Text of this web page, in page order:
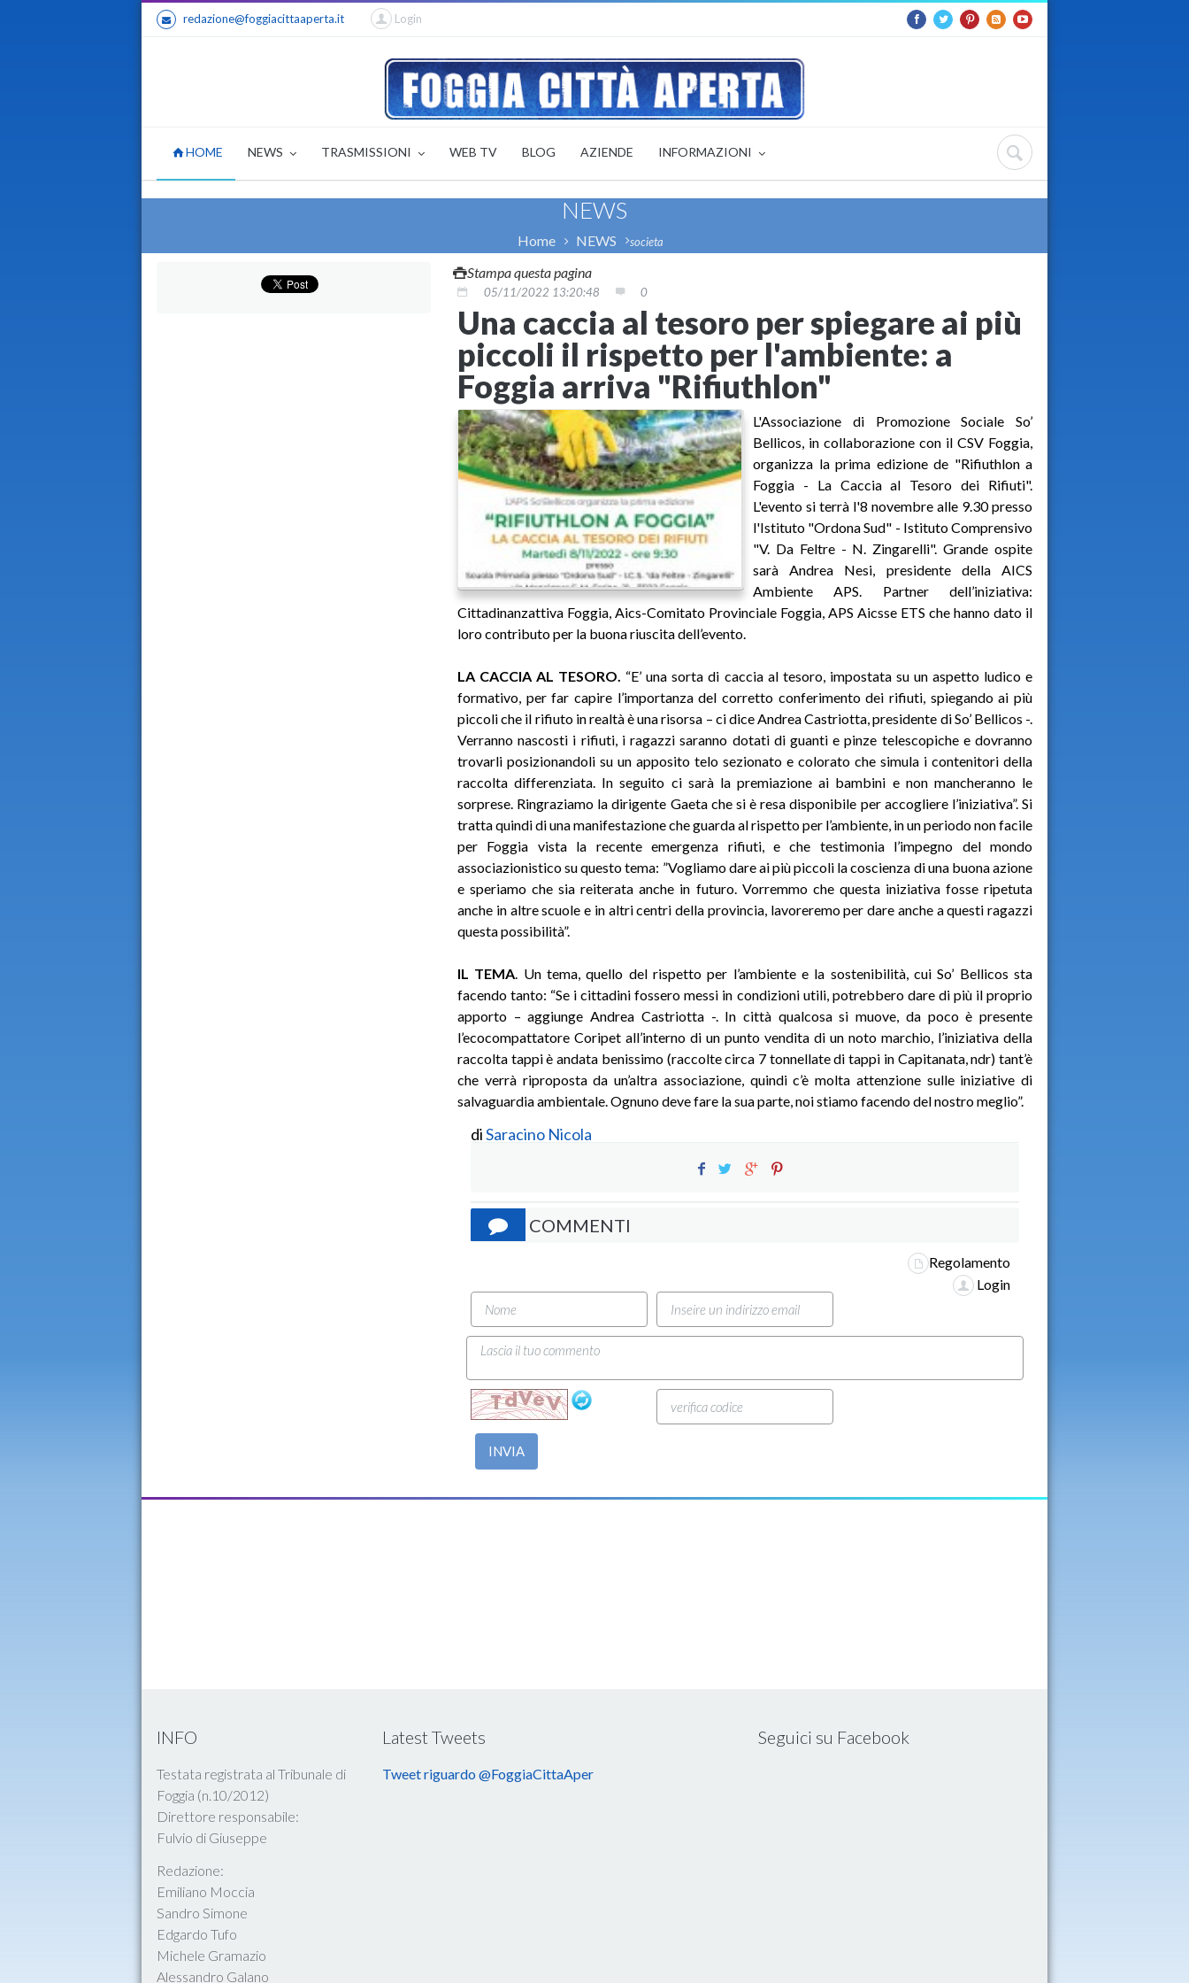
redazione@foggiacittaaperta.it Login
HOME NEWS TRASMISSIONI WEB TV BLOG AZIENDE INFORMAZIONI
NEWS
Home NEWS societa
Stampa questa pagina
05/11/2022 13:20:48 0
Una caccia al tesoro per spiegare ai più
piccoli il rispetto per l'ambiente: a
Foggia arriva "Rifiuthlon"
L'Associazione di Promozione Sociale So’
Bellicos, in collaborazione con il CSV Foggia,
organizza la prima edizione de "Rifiuthlon a
Foggia - La Caccia al Tesoro dei Rifiuti".
L'evento si terrà l'8 novembre alle 9.30 presso
l'Istituto "Ordona Sud" - Istituto Comprensivo
"V. Da Feltre - N. Zingarelli". Grande ospite
sarà Andrea Nesi, presidente della AICS
Ambiente APS. Partner dell’iniziativa:
Cittadinanzattiva Foggia, Aics-Comitato Provinciale Foggia, APS Aicsse ETS che hanno dato il
loro contributo per la buona riuscita dell’evento.
LA CACCIA AL TESORO. “E’ una sorta di caccia al tesoro, impostata su un aspetto ludico e
formativo, per far capire l’importanza del corretto conferimento dei rifiuti, spiegando ai più
piccoli che il rifiuto in realtà è una risorsa – ci dice Andrea Castriotta, presidente di So’ Bellicos -.
Verranno nascosti i rifiuti, i ragazzi saranno dotati di guanti e pinze telescopiche e dovranno
trovarli posizionandoli su un apposito telo sezionato e colorato che simula i contenitori della
raccolta differenziata. In seguito ci sarà la premiazione ai bambini e non mancheranno le
sorprese. Ringraziamo la dirigente Gaeta che si è resa disponibile per accogliere l’iniziativa”. Si
tratta quindi di una manifestazione che guarda al rispetto per l’ambiente, in un periodo non facile
per Foggia vista la recente emergenza rifiuti, e che testimonia l’impegno del mondo
associazionistico su questo tema: ”Vogliamo dare ai più piccoli la coscienza di una buona azione
e speriamo che sia reiterata anche in futuro. Vorremmo che questa iniziativa fosse ripetuta
anche in altre scuole e in altri centri della provincia, lavoreremo per dare anche a questi ragazzi
questa possibilità”.
IL TEMA. Un tema, quello del rispetto per l’ambiente e la sostenibilità, cui So’ Bellicos sta
facendo tanto: “Se i cittadini fossero messi in condizioni utili, potrebbero dare di più il proprio
apporto – aggiunge Andrea Castriotta -. In città qualcosa si muove, da poco è presente
l’ecocompattatore Coripet all’interno di un punto vendita di un noto marchio, l’iniziativa della
raccolta tappi è andata benissimo (raccolte circa 7 tonnellate di tappi in Capitanata, ndr) tant’è
che verrà riproposta da un’altra associazione, quindi c’è molta attenzione sulle iniziative di
salvaguardia ambientale. Ognuno deve fare la sua parte, noi stiamo facendo del nostro meglio”.
diSaracino Nicola
COMMENTI
Regolamento
Login
INVIA
INFO
Testata registrata al Tribunale di
Foggia (n.10/2012)
Direttore responsabile:
Fulvio di Giuseppe
Redazione:
Emiliano Moccia
Sandro Simone
Edgardo Tufo
Michele Gramazio
Alessandro Galano
Latest Tweets
Tweet riguardo @FoggiaCittaAper
Seguici su Facebook